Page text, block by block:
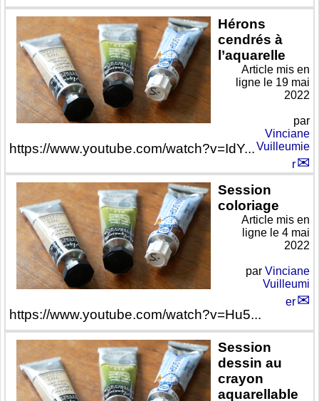
Hérons
cendrés à
l’aquarelle
https://www.youtube.com/watch?v=IdY...
Article mis en
ligne le 19 mai
2022
par
Vinciane
Vuilleumie
r
Session
coloriage
https://www.youtube.com/watch?v=Hu5...
Article mis en
ligne le 4 mai
2022
par Vinciane
Vuilleumi
er
Session
dessin au
crayon
aquarellable